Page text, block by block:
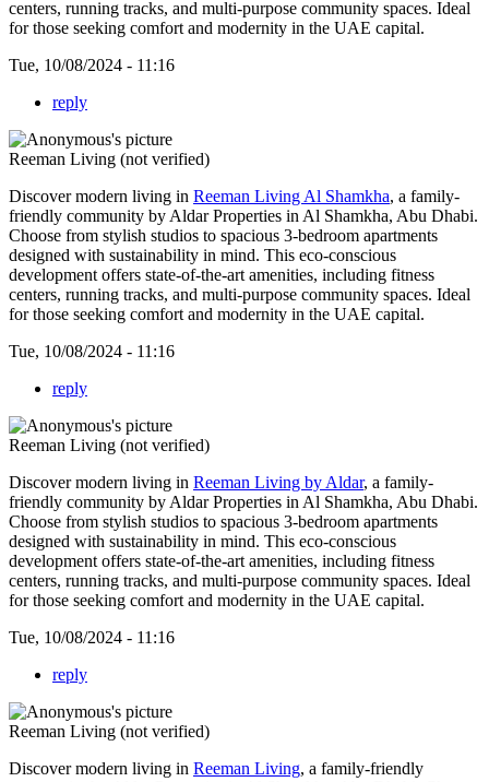
centers, running tracks, and multi-purpose community spaces. Ideal
for those seeking comfort and modernity in the UAE capital.
Tue, 10/08/2024 - 11:16
reply
Reeman Living (not verified)
Discover modern living in Reeman Living Al Shamkha, a family-
friendly community by Aldar Properties in Al Shamkha, Abu Dhabi.
Choose from stylish studios to spacious 3-bedroom apartments
designed with sustainability in mind. This eco-conscious
development offers state-of-the-art amenities, including fitness
centers, running tracks, and multi-purpose community spaces. Ideal
for those seeking comfort and modernity in the UAE capital.
Tue, 10/08/2024 - 11:16
reply
Reeman Living (not verified)
Discover modern living in Reeman Living by Aldar, a family-
friendly community by Aldar Properties in Al Shamkha, Abu Dhabi.
Choose from stylish studios to spacious 3-bedroom apartments
designed with sustainability in mind. This eco-conscious
development offers state-of-the-art amenities, including fitness
centers, running tracks, and multi-purpose community spaces. Ideal
for those seeking comfort and modernity in the UAE capital.
Tue, 10/08/2024 - 11:16
reply
Reeman Living (not verified)
Discover modern living in Reeman Living, a family-friendly